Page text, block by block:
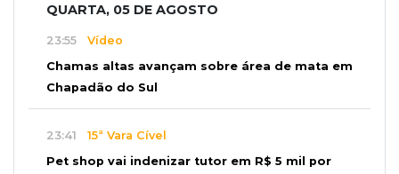
QUARTA, 05 DE AGOSTO
23:55 Vídeo
Chamas altas avançam sobre área de mata em
Chapadão do Sul
23:41 15ª Vara Cível
Pet shop vai indenizar tutor em R$ 5 mil por